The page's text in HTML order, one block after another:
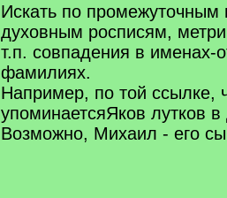
q
]
Искать по промежуточным
духовным росписям,
т.п. совпадения в именах-
фамилиях.
Например, по той ссылке,
упоминаетсяЯков лутков
Возможно, Михаил - его